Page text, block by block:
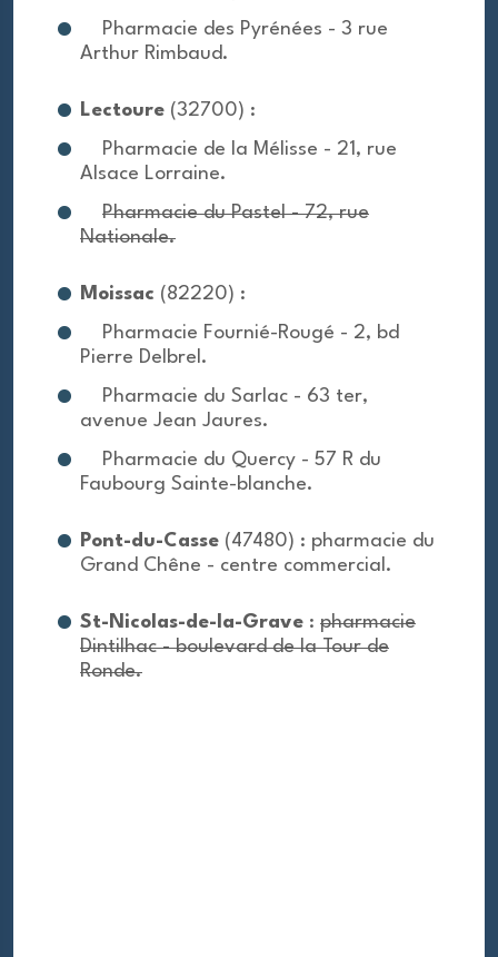
Pharmacie des Pyrénées - 3 rue
Arthur Rimbaud.
Lectoure (32700) :
Pharmacie de la Mélisse - 21, rue
Alsace Lorraine.
Pharmacie du Pastel - 72, rue
Nationale.
Moissac (82220) :
Pharmacie Fournié-Rougé - 2, bd
Pierre Delbrel.
Pharmacie du Sarlac - 63 ter,
avenue Jean Jaures.
Pharmacie du Quercy - 57 R du
Faubourg Sainte-blanche.
Pont-du-Casse (47480) : pharmacie du
Grand Chêne - centre commercial.
St-Nicolas-de-la-Grave : pharmacie
Dintilhac - boulevard de la Tour de
Ronde.